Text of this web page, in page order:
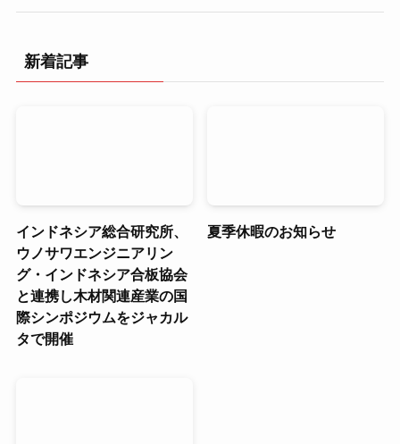
新着記事
インドネシア総合研究所、
ウノサワエンジニアリン
グ・インドネシア合板協会
と連携し木材関連産業の国
際シンポジウムをジャカル
タで開催
夏季休暇のお知らせ